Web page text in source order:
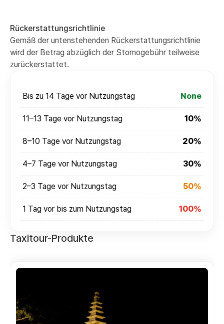
Rückerstattungsrichtlinie
Gemäß der untenstehenden Rückerstattungsrichtlinie
wird der Betrag abzüglich der Stornogebühr teilweise
zurückerstattet.
Bis zu 14 Tage vor Nutzungstag None
11–13 Tage vor Nutzungstag 10%
8–10 Tage vor Nutzungstag 20%
4–7 Tage vor Nutzungstag 30%
2–3 Tage vor Nutzungstag 50%
1 Tag vor bis zum Nutzungstag 100%
Taxitour-Produkte